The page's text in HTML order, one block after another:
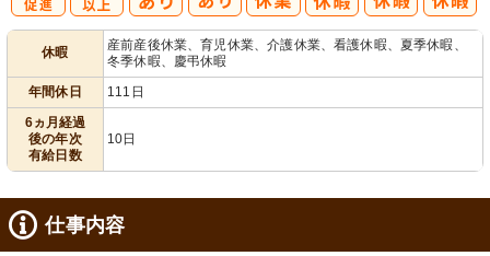
休暇
産前産後休業、育児休業、介護休業、看護休暇、夏季休暇、
冬季休暇、慶弔休暇
年間休日
111日
6ヵ月経過
後の年次
有給日数
10日
仕事内容